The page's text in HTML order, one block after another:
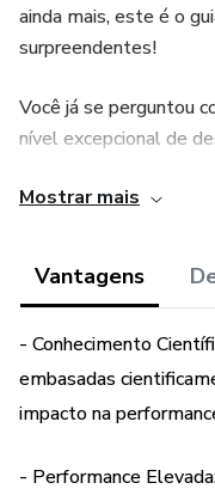
ainda mais, este é o
surpreendentes!
Você já se perguntou
nível excepcional de
desvendamos os
no trabalho, nos
conhecimentos
Com o mundo
hormônios, a
que você encontrará
benéficos e possíveis
Mostrar mais
Vantagens
- Conhecimento
embasadas
impacto na
- Performance